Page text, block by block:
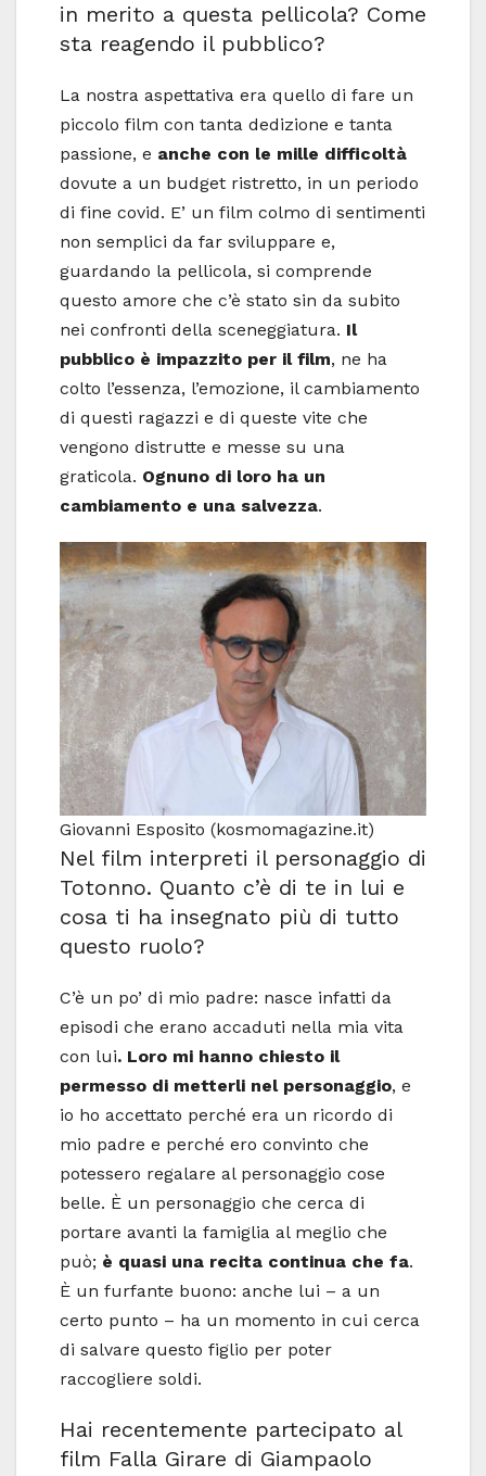
in merito a questa pellicola? Come
sta reagendo il pubblico?
La nostra aspettativa era quello di fare un
piccolo film con tanta dedizione e tanta
passione, e anche con le mille difficoltà
dovute a un budget ristretto, in un periodo
di fine covid. E’ un film colmo di sentimenti
non semplici da far sviluppare e,
guardando la pellicola, si comprende
questo amore che c’è stato sin da subito
nei confronti della sceneggiatura. Il
pubblico è impazzito per il film, ne ha
colto l’essenza, l’emozione, il cambiamento
di questi ragazzi e di queste vite che
vengono distrutte e messe su una
graticola. Ognuno di loro ha un
cambiamento e una salvezza.
Giovanni Esposito (kosmomagazine.it)
Nel film interpreti il personaggio di
Totonno. Quanto c’è di te in lui e
cosa ti ha insegnato più di tutto
questo ruolo?
C’è un po’ di mio padre: nasce infatti da
episodi che erano accaduti nella mia vita
con lui. Loro mi hanno chiesto il
permesso di metterli nel personaggio, e
io ho accettato perché era un ricordo di
mio padre e perché ero convinto che
potessero regalare al personaggio cose
belle. È un personaggio che cerca di
portare avanti la famiglia al meglio che
può; è quasi una recita continua che fa.
È un furfante buono: anche lui – a un
certo punto – ha un momento in cui cerca
di salvare questo figlio per poter
raccogliere soldi.
Hai recentemente partecipato al
film Falla Girare di Giampaolo